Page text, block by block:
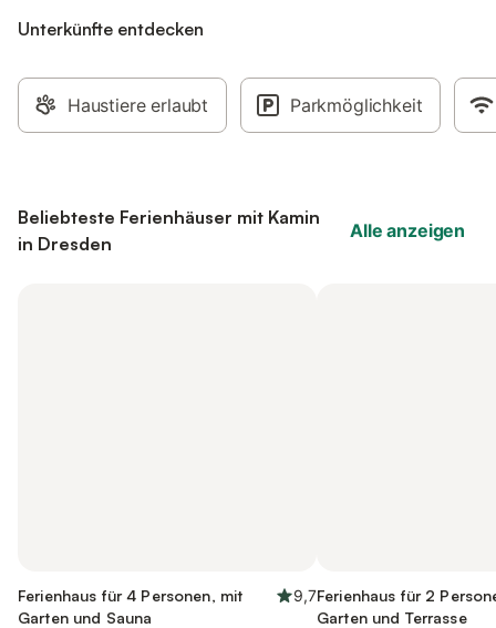
Unterkünfte entdecken
Haustiere erlaubt Parkmöglichkeit
Beliebteste Ferienhäuser mit Kamin
in Dresden
Alle anzeigen
Ferienhaus für 4 Personen, mit
Garten und Sauna
9,7Ferienhaus für 2
Garten und Terrasse